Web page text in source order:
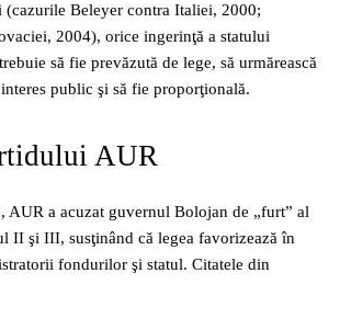
Beleyer contra Italiei, 2000;
2004), orice ingerinţă a statului
să fie prevăzută de lege, să urmărească
public şi să fie proporţională.
AUR
AUR a acuzat guvernul Bolojan de „furt” al
II şi III, susţinând că legea favorizează în
fondurilor şi statul. Citatele din